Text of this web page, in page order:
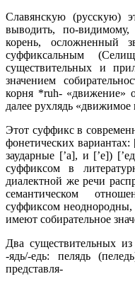
Славянскую (русскую)
выводить, по-
корень, осложненный
суффиксальным
существительных и
значением
корня *ruh- «движение»
далее рухлядь
Этот суффикс в
фонетических
заударные [’а], и [’е])
суффиксом в
диалектной же речи
семантическом
суффиксом неоднородны,
имеют собирательное
Два существительных
-ядь/-едь: пелядь
представля-